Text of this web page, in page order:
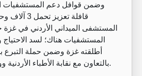
وضمن قوافل دعم المستشفيات
قافلة
المستشفى الميداني الأردني في غزة
المستشفيات هناك؛ لسد الاحتياج
أطلقته غزة وضمن حملة التبرع
بالتعاون مع نقابة الأطباء الأردنية ووزارة الصحة الأردنية.